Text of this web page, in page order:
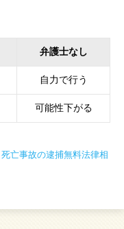
弁護士なし
自力で行う
可能性下がる
死亡事故の逮捕無料法律相